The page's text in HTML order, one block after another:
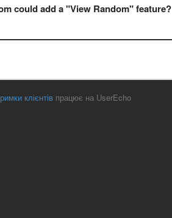
could add a "View Random" feature?
клієнтівпрацює на UserEcho